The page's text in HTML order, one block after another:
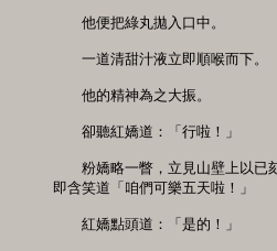
他便把綠丸拋入口中。
一道清甜汁液立即順喉而下。
他的精神為之大振。
卻聽紅嬌道：「行啦！」
粉嬌略一瞥，立見山壁上以已
即含笑道「咱們可樂五天啦！」
紅嬌點頭道：「是的！」